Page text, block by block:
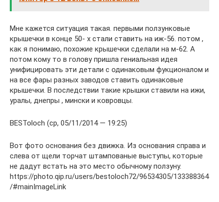
Мне кажется ситуация такая. первыми ползунковые
крышечки в конце 50- х стали ставить на иж-56. потом ,
как я понимаю, похожие крышечки сделали на м-62. А
потом кому то в голову пришла гениальная идея
унифицировать эти детали с одинаковым фукционалом и
на все фары разных заводов ставить одинаковые
крышечки. В последствии такие крышки ставили на ижи,
уралы, днепры , мински и ковровцы.
BESToloch (ср, 05/11/2014 — 19:25)
Вот фото основания без движка. Из основания справа и
слева от щели торчат штампованые выступы, которые
не дадут встать на это место обычному ползуну.
https://photo.qip.ru/users/bestoloch72/96534305/133388364
/#mainImageLink